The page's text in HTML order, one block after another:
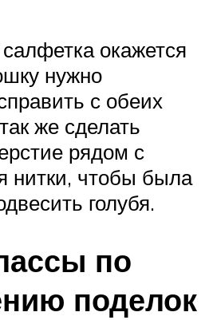
окажется
нужно
с обеих
же сделать
рядом с
нитки, чтобы была
голубя.
по
поделок